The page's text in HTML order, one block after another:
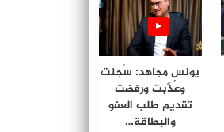
يونس مجاهد: سُجنت
وعُذّبت ورفضت
تقديم طلب العفو
والبطاقة…